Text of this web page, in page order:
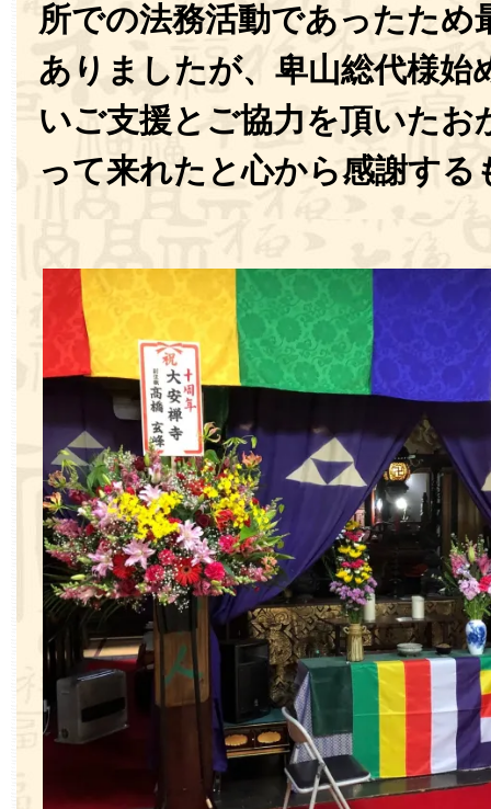
所での法務活動であったため
ありましたが、卑山総代様始
いご支援とご協力を頂いたお
って来れたと心から感謝する